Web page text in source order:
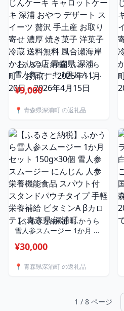
【ふるさと納税】ふかうら
雪人参 ケーキ 1個 にんじん
ケーキ キャロットケーキ
深浦 おやつ デザート スイ
せ 濃厚 焼き菓子 洋菓子 冷
おりの店 青森県 深浦町
お届け：2025年11月20日
～2026年4月15日
¥9,000
📍 青森県深浦町 の返礼品
【ふるさと納税】ふかうら
雪人参スムージー 1か月 セ
ムージー にんじん 人参 栄
タンドパウチタイプ 手軽
¥30,000
📍 青森県深浦町 の返礼品
1 / 8 ページ